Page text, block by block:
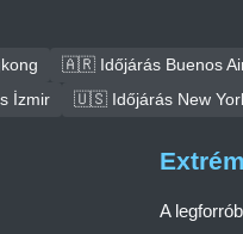
🇦🇷 Időjárás Buenos
İzmir 🇺🇸 Időjárás New
A